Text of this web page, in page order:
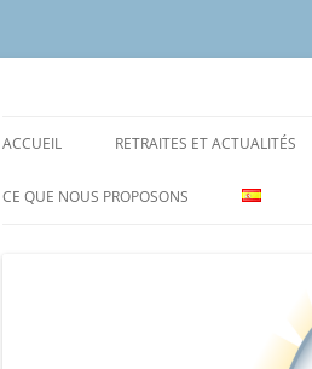
Aller
ACCUEIL RETRAITES ET ACTUALITÉS
CE QUE NOUS PROPOSONS